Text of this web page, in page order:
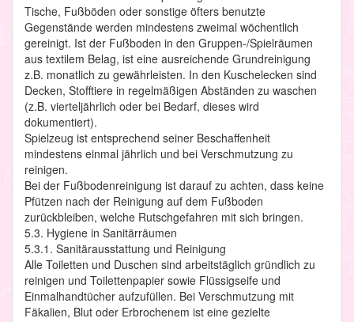
Tische, Fußböden oder sonstige öfters benutzte
Gegenstände werden mindestens zweimal wöchentlich
gereinigt. Ist der Fußboden in den Gruppen-/Spielräumen
aus textilem Belag, ist eine ausreichende Grundreinigung
z.B. monatlich zu gewährleisten. In den Kuschelecken sind
Decken, Stofftiere in regelmäßigen Abständen zu waschen
(z.B. vierteljährlich oder bei Bedarf, dieses wird
dokumentiert).
Spielzeug ist entsprechend seiner Beschaffenheit
mindestens einmal jährlich und bei Verschmutzung zu
reinigen.
Bei der Fußbodenreinigung ist darauf zu achten, dass keine
Pfützen nach der Reinigung auf dem Fußboden
zurückbleiben, welche Rutschgefahren mit sich bringen.
5.3. Hygiene in Sanitärräumen
5.3.1. Sanitärausstattung und Reinigung
Alle Toiletten und Duschen sind arbeitstäglich gründlich zu
reinigen und Toilettenpapier sowie Flüssigseife und
Einmalhandtücher aufzufüllen. Bei Verschmutzung mit
Fäkalien, Blut oder Erbrochenem ist eine gezielte